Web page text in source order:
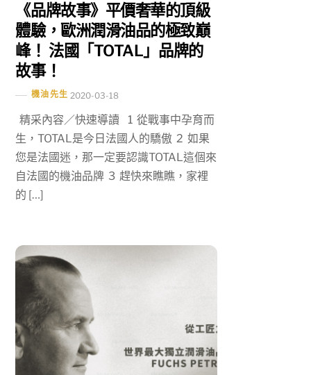
《品牌故事》平價奢華的頂級
體驗，歐洲潤滑油品的極致巔
峰！ 法國「TOTAL」品牌的
故事！
機油先生 2020-03-18
精采內容／快速導讀 1 從戰事中孕育而
生，TOTAL是今日法國人的驕傲 2 如果
您是法國迷，那一定要認識TOTAL這個來
自法國的機油品牌 3 趕快來瞧瞧，家裡
的 […]